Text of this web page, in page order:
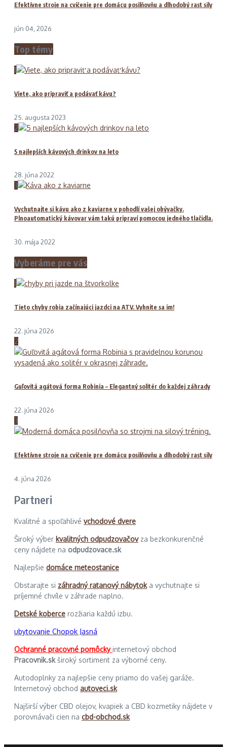
Efektívne stroje na cvičenie pre domácu posilňovňu a dlhodobý rast sily
jún 04, 2026
Top témy
1
Viete, ako pripraviť a podávať kávu?
25. augusta 2023
2
5 najlepších kávových drinkov na leto
28. júna 2022
3
Vychutnajte si kávu ako z kaviarne v pohodlí vašej obývačky.
Plnoautomatický kávovar vám takú pripraví pomocou jedného tlačidla.
30. mája 2022
Vyberáme pre vás
1
Tieto chyby robia začínajúci jazdci na ATV. Vyhnite sa im!
22. júna 2026
2
Guľovitá agátová forma Robinia – Elegantný solitér do každej záhrady
22. júna 2026
3
Efektívne stroje na cvičenie pre domácu posilňovňu a dlhodobý rast sily
4. júna 2026
Partneri
Kvalitné a spoľahlivé vchodové dvere
Široký výber kvalitných odpudzovačovza bezkonkurenčné
ceny nájdete na odpudzovace.sk
Najlepšie domáce meteostanice
Obstarajte si záhradný ratanový nábytoka vychutnajte si
príjemné chvíle v záhrade naplno.
Detské koberce rozžiaria každú izbu.
ubytovanie Chopok Jasná
Ochranné pracovné pomôckyinternetový obchod
Pracovnik.skširoký sortiment za výborné ceny.
Autodoplnky za najlepšie ceny priamo do vašej garáže.
Internetový obchod autoveci.sk
Najširší výber CBD olejov, kvapiek a CBD kozmetiky nájdete v
porovnávači cien na cbd-obchod.sk